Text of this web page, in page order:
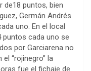
de18 puntos, bien
Germán Andrés
uno. En el local
puntos cada uno se
por Garciarena no
“rojinegro” la
fue el fichaje de